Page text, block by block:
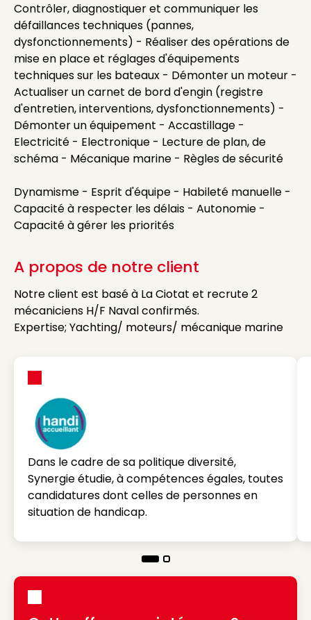
Contrôler, diagnostiquer et communiquer les
défaillances techniques (pannes,
dysfonctionnements) - Réaliser des opérations de
mise en place et réglages d'équipements
techniques sur les bateaux - Démonter un moteur -
Actualiser un carnet de bord d'engin (registre
d'entretien, interventions, dysfonctionnements) -
Démonter un équipement - Accastillage -
Electricité - Electronique - Lecture de plan, de
schéma - Mécanique marine - Règles de sécurité
Dynamisme - Esprit d'équipe - Habileté manuelle -
Capacité à respecter les délais - Autonomie -
Capacité à gérer les priorités
A propos de notre client
Notre client est basé à La Ciotat et recrute 2
mécaniciens H/F Naval confirmés.
Expertise; Yachting/ moteurs/ mécanique marine
Dans le cadre de sa politique diversité,
Synergie étudie, à compétences égales, toutes
candidatures dont celles de personnes en
situation de handicap.